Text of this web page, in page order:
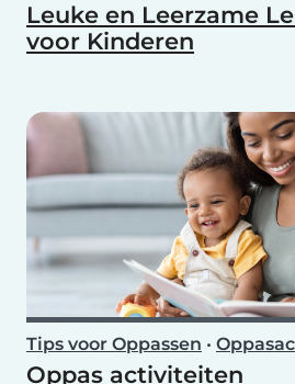
Leuke en Leerzame
voor Kinderen
Tips voor Oppassen •
Oppas activiteiten